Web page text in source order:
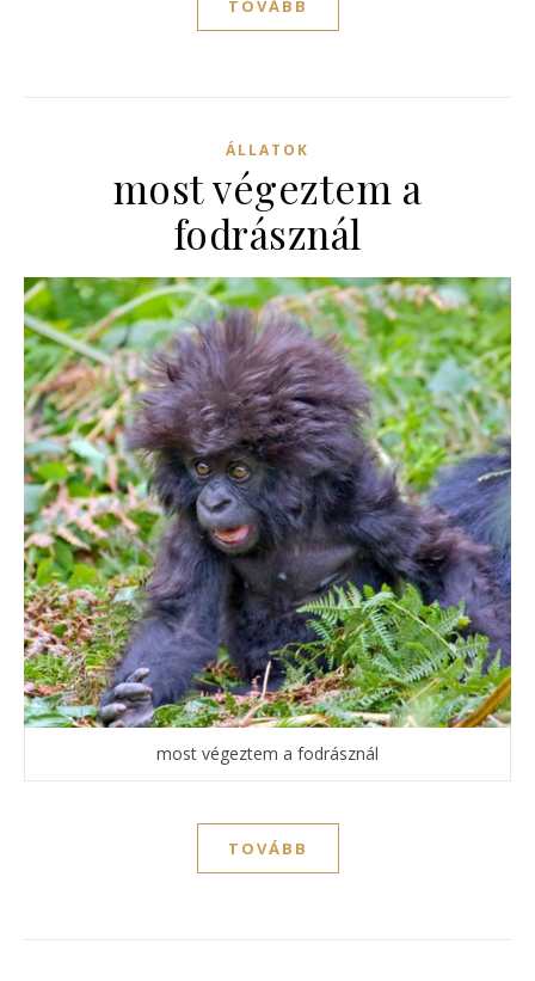
TOVÁBB
ÁLLATOK
most végeztem a
fodrásznál
most végeztem a fodrásznál
TOVÁBB